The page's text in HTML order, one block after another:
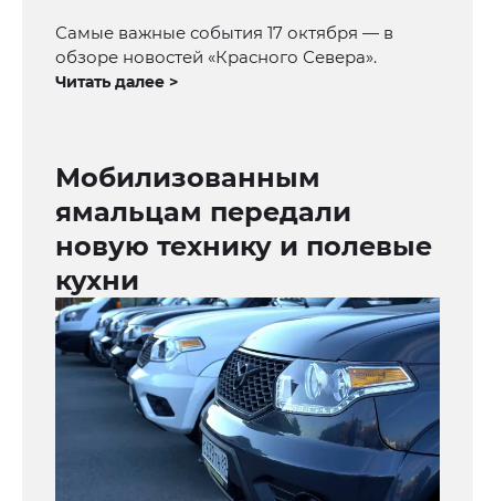
Самые важные события 17 октября — в
обзоре новостей «Красного Севера».
Читать далее >
Мобилизованным
ямальцам передали
новую технику и полевые
кухни